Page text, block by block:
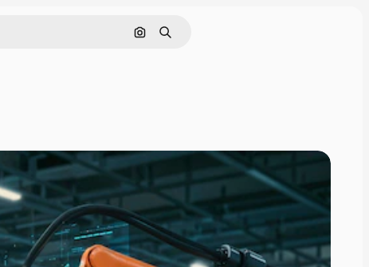
Cerca per immagine
Ricerca